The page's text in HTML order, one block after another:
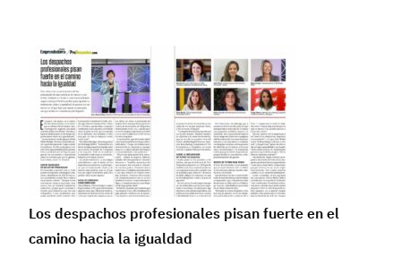
Los despachos profesionales pisan fuerte en el
camino hacia la igualdad